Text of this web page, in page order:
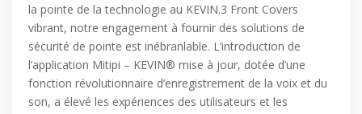
la pointe de la technologie au KEVIN.3 Front Covers
vibrant, notre engagement à fournir des solutions de
sécurité de pointe est inébranlable. L’introduction de
l’application Mitipi – KEVIN® mise à jour, dotée d’une
fonction révolutionnaire d’enregistrement de la voix et du
son, a élevé les expériences des utilisateurs et les